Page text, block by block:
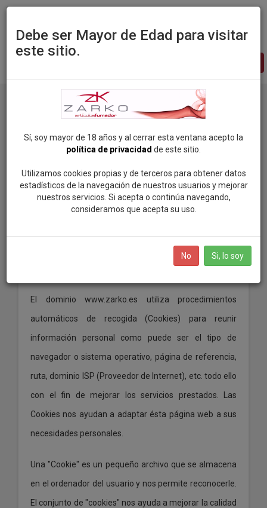
Debe ser Mayor de Edad para visitar
este sitio.
Sí, soy mayor de 18 años y al cerrar esta ventana acepto la
política de privacidad de este sitio.
Utilizamos cookies propias y de terceros para obtener datos
estadísticos de la navegación de nuestros usuarios y mejorar
nuestros servicios. Si acepta o continúa navegando,
consideramos que acepta su uso.
No Si, lo soy
Zarko
pagina
Inicio Politicas de cookies
Politica de Cookies
de Distribuciones
www.zarko.es
El dominio www.zarko.es utiliza procedimientos
automáticos de recogida (Cookies) para reunir
información personal como puede ser el tipo de
navegador o sistema operativo, página de referencia,
ruta, dominio ISP (Proveedor de Internet), etc. todo ello
con el fin de mejorar los servicios prestados. Las
Cookies nos ayudan a adaptar ésta página web a sus
necesidades personales.
Una "Cookie" es un pequeño archivo que se almacena
en el ordenador del usuario y nos permite reconocerle.
El conjunto de "cookies" nos ayuda a mejorar la calidad